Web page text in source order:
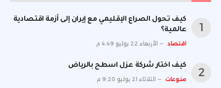
كيف تحول الصراع الإقليمي مع إيران إلى أزمة اقتصادية
عالمية؟
اقتصاد الأربعاء 22 يوليو 4:49 م
كيف اختار شركة عزل اسطح بالرياض
منوعات الثلاثاء 21 يوليو 9:20 م